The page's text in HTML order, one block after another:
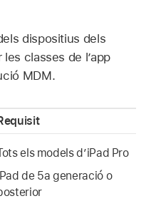
dispositius dels
classes de l’app
MDM.
els models d’iPad Pro
de 5a generació o